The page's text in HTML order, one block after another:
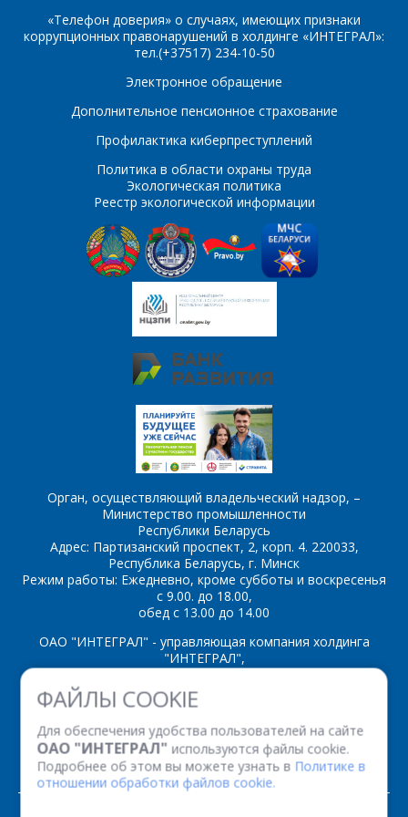
ФАЙЛЫ COOKIE
Для обеспечения удобства пользователей на сайте
ОАО "ИНТЕГРАЛ" используются файлы cookie.
Подробнее об этом вы можете узнать в Политике в
отношении обработки файлов cookie.
ПОИСК
«Телефон доверия» о случаях, имеющих признаки
коррупционных правонарушений в холдинге «ИНТЕГРАЛ»:
тел.(+37517) 234-10-50
Электронное обращение
Дополнительное пенсионное страхование
Профилактика киберпреступлений
Политика в области охраны труда
Экологическая политика
Реестр экологической информации
Орган, осуществляющий владельческий надзор, –
Министерство промышленности
Республики Беларусь
Адрес: Партизанский проспект, 2, корп. 4. 220033,
Республика Беларусь, г. Минск
Режим работы: Ежедневно, кроме субботы и воскресенья
с 9.00. до 18.00,
обед с 13.00 до 14.00
ОАО "ИНТЕГРАЛ" - управляющая компания холдинга
"ИНТЕГРАЛ",
ул. Казинца И.П., д.121А, комната 327, г. Минск, 220108,
Республика Беларусь
Факс: (+375 17) 338 12 94 УНП 100386629
Рег. номер 100386629 от 01.08.2013 г.
Телефон
E-mail*
Интересующий товар/
услуга, их количество
Комментарий*
*- обязательные
поля
ОТПРАВИТЬ
E-mail
Интересующий товар/
услуга
Сообщение
Я согласен на
обработку
*- обязательные
поля
ОТПРАВИТЬ